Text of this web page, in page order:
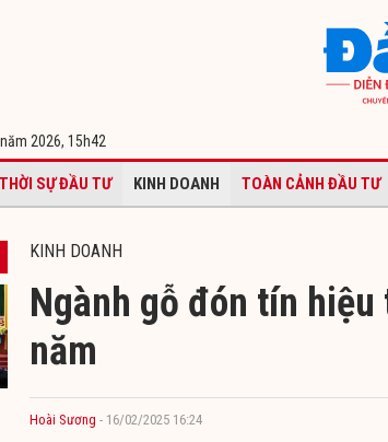
2026, 15h42
THỜI SỰ ĐẦU TƯ KINH DOANH TOÀN CẢNH ĐẦU TƯ
KINH DOANH
Ngành gỗ đón tín
năm
Hoài Sương - 16/02/2025 16:24